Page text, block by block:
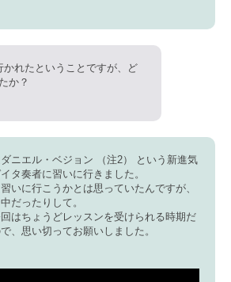
かれたということですが、ど
か？
ニエル・ベジョン （注2） という新進気
タ奏者に習いに行きました。
いに行こうかとは思っていたんですが、
だったりして。
はちょうどレッスンを受けられる時期だ
、思い切ってお願いしました。